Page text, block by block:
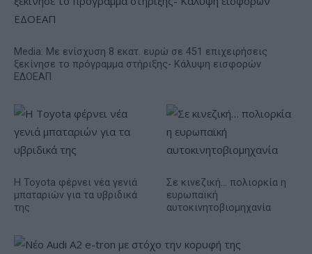
Media: Με ενίσχυση 8 εκατ. ευρώ σε 451 επιχειρήσεις
ξεκίνησε το πρόγραμμα στήριξης- Κάλυψη εισφορών
ΕΔΟΕΑΠ
Η Toyota φέρνει νέα γενιά
μπαταριών για τα υβριδικά
της
Σε κινεζική… πολιορκία η
ευρωπαϊκή
αυτοκινητοβιομηχανία